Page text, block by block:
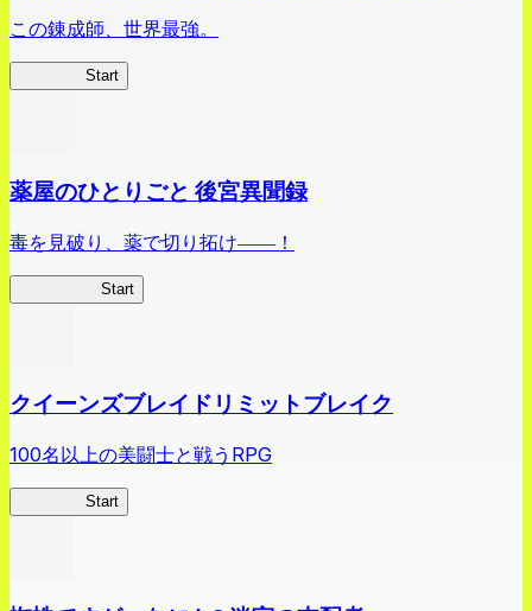
この錬成師、世界最強。
Start
薬屋のひとりごと 後宮異聞録
毒を見破り、薬で切り拓け――！
Start
クイーンズブレイドリミットブレイク
100名以上の美闘士と戦うRPG
Start